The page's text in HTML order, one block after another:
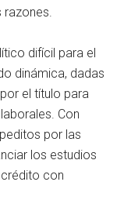
difícil para el
dinámica, dadas
el título para
Con
por las
los estudios
con